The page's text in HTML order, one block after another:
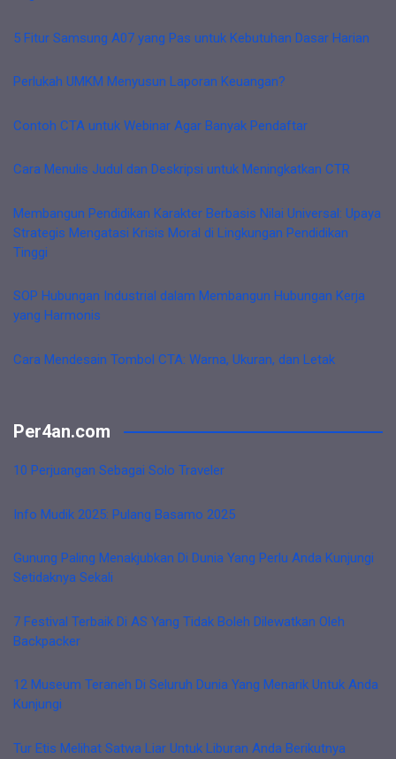
5 Fitur Samsung A07 yang Pas untuk Kebutuhan Dasar Harian
Perlukah UMKM Menyusun Laporan Keuangan?
Contoh CTA untuk Webinar Agar Banyak Pendaftar
Cara Menulis Judul dan Deskripsi untuk Meningkatkan CTR
Membangun Pendidikan Karakter Berbasis Nilai Universal: Upaya
Strategis Mengatasi Krisis Moral di Lingkungan Pendidikan
Tinggi
SOP Hubungan Industrial dalam Membangun Hubungan Kerja
yang Harmonis
Cara Mendesain Tombol CTA: Warna, Ukuran, dan Letak
Per4an.com
10 Perjuangan Sebagai Solo Traveler
Info Mudik 2025: Pulang Basamo 2025
Gunung Paling Menakjubkan Di Dunia Yang Perlu Anda Kunjungi
Setidaknya Sekali
7 Festival Terbaik Di AS Yang Tidak Boleh Dilewatkan Oleh
Backpacker
12 Museum Teraneh Di Seluruh Dunia Yang Menarik Untuk Anda
Kunjungi
Tur Etis Melihat Satwa Liar Untuk Liburan Anda Berikutnya